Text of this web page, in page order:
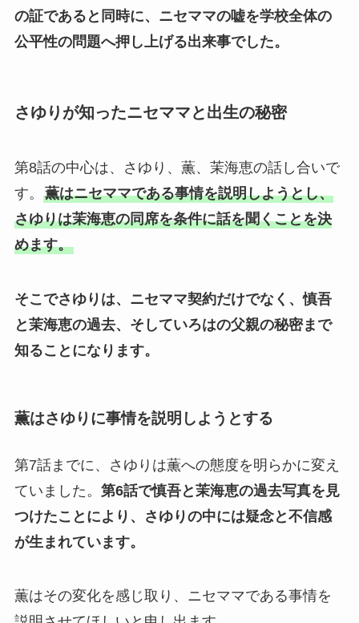
の証であると同時に、ニセママの嘘を学校全体の
公平性の問題へ押し上げる出来事でした。
さゆりが知ったニセママと出生の秘密
第8話の中心は、さゆり、薫、茉海恵の話し合いで
す。 薫はニセママである事情を説明しようとし、
さゆりは茉海恵の同席を条件に話を聞くことを決
めます。
そこでさゆりは、ニセママ契約だけでなく、慎吾
と茉海恵の過去、そしていろはの父親の秘密まで
知ることになります。
薫はさゆりに事情を説明しようとする
第7話までに、さゆりは薫への態度を明らかに変え
ていました。 第6話で慎吾と茉海恵の過去写真を見
つけたことにより、さゆりの中には疑念と不信感
が生まれています。
薫はその変化を感じ取り、ニセママである事情を